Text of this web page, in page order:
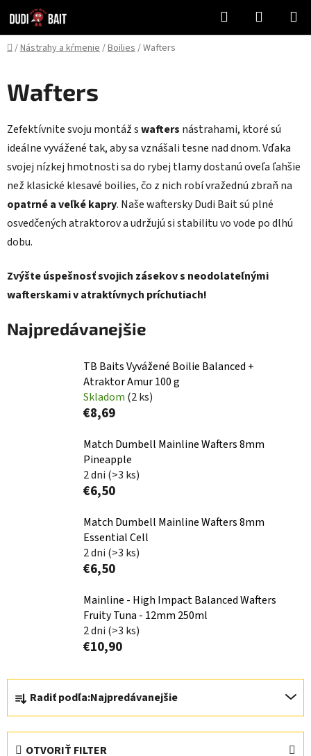
na
obsah
Hľadať
KOŠÍK
Domov
/Nástrahy a kŕmenie/Boilies/Wafters
Wafters
Zefektívnite svoju montáž swafters nástrahami, ktoré sú
ideálne vyvážené tak, aby sa vznášali tesne nad dnom. Vďaka
svojej nízkej hmotnosti sa do rybej tlamy dostanú oveľa ľahšie
než klasické klesavé boilies, čo z nich robí vražednú zbraň na
opatrné a veľké kapry. Naše waftersky Dudi Bait sú plné
osvedčených atraktorov a udržujú si stabilitu vo vode po dlhú
dobu.
Zvýšte úspešnosť svojich zásekov s neodolateľnými
wafterskami v atraktívnych príchutiach!
Najpredávanejšie
TB Baits Vyvážené Boilie Balanced +
Atraktor Amur 100 g
Skladom (2 ks)
€8,69
Match Dumbell Mainline Wafters 8mm
Pineapple
2 dni (>3 ks)
€6,50
Match Dumbell Mainline Wafters 8mm
Essential Cell
2 dni (>3 ks)
€6,50
Mainline - High Impact Balanced Wafters
Fruity Tuna - 12mm 250ml
2 dni (>3 ks)
€10,90
R
a
d
Radiť podľa:Najpredávanejšie
OTVORIŤ FILTER